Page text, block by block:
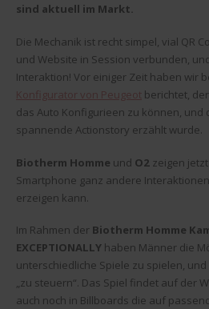
sind aktuell im Markt.
Die Mechanik ist recht simpel, vial QR
und Website in Session verbunden,
Interaktion! Vor einiger Zeit haben wir
Konfigurator von Peugeot berichtet,
das Auto Konfigurieen zu können, und
spannende Actionstory erzählt wurde.
Biotherm Homme und O2 zeigen
Smartphone ganz andere
erzeigen kann.
Im Rahmen der Biotherm Homme
EXCEPTIONALLY haben Männer die
unterschiedliche Spiele zu spielen,
„zu steuern“. Das Spiel findet auf der
auch noch in Billboards die auf